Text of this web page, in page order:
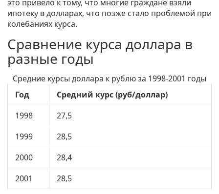
это привело к тому, что многие граждане взяли
ипотеку в долларах, что позже стало проблемой при
колебаниях курса.
Сравнение курса доллара в
разные годы
Средние курсы доллара к рублю за 1998-2001 годы
Год
Средний курс (руб/доллар)
1998
27,5
1999
28,5
2000
28,4
2001
28,5